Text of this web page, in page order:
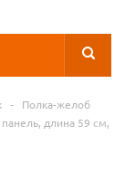
-
Полка-желоб
длина 59 см,